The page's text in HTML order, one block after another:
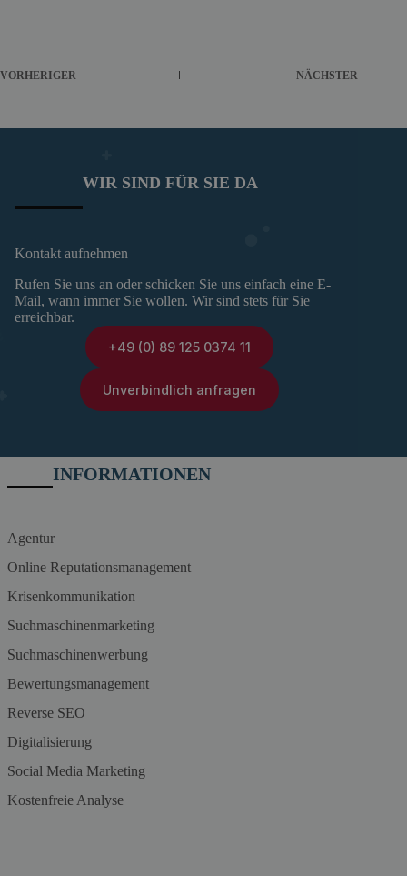
VORHERIGER NÄCHSTER
WIR SIND FÜR SIE DA
Kontakt aufnehmen
Rufen Sie uns an oder schicken Sie uns einfach eine E-
Mail, wann immer Sie wollen. Wir sind stets für Sie
erreichbar.
+49 (0) 89 125 0374 11
Unverbindlich anfragen
INFORMATIONEN
Agentur
Online Reputationsmanagement
Krisenkommunikation
Suchmaschinenmarketing
Suchmaschinenwerbung
Bewertungsmanagement
Reverse SEO
Digitalisierung
Social Media Marketing
Kostenfreie Analyse